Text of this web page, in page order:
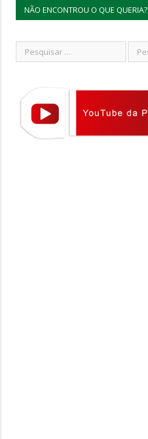
NÃO ENCONTROU O QUE QUERIA?